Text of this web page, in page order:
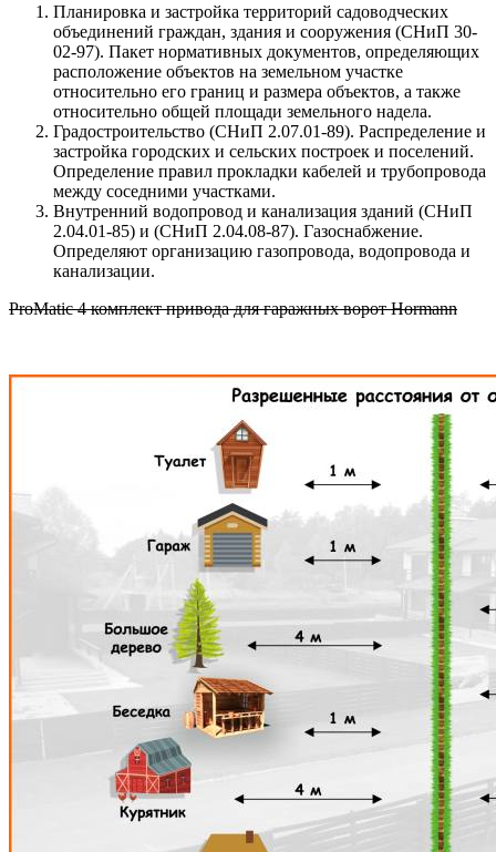
Планировка и застройка территорий садоводческих
объединений граждан, здания и сооружения (СНиП 30-
02-97). Пакет нормативных документов, определяющих
расположение объектов на земельном участке
относительно его границ и размера объектов, а также
относительно общей площади земельного надела.
Градостроительство (СНиП 2.07.01-89). Распределение и
застройка городских и сельских построек и поселений.
Определение правил прокладки кабелей и трубопровода
между соседними участками.
Внутренний водопровод и канализация зданий (СНиП
2.04.01-85) и (СНиП 2.04.08-87). Газоснабжение.
Определяют организацию газопровода, водопровода и
канализации.
ProMatic 4 комплект привода для гаражных ворот Hormann